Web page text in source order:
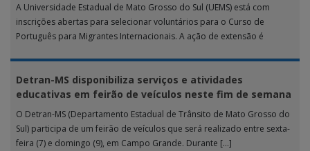
A Universidade Estadual de Mato Grosso do Sul (UEMS) está com
inscrições abertas para selecionar voluntários para o Curso de
Português para Migrantes Internacionais. A ação de extensão é
Detran-MS disponibiliza serviços e atividades
educativas em feirão de veículos neste fim de semana
O Detran-MS (Departamento Estadual de Trânsito de Mato Grosso do
Sul) participa de um feirão de veículos que será realizado entre sexta-
feira (7) e domingo (9), em Campo Grande. Durante […]